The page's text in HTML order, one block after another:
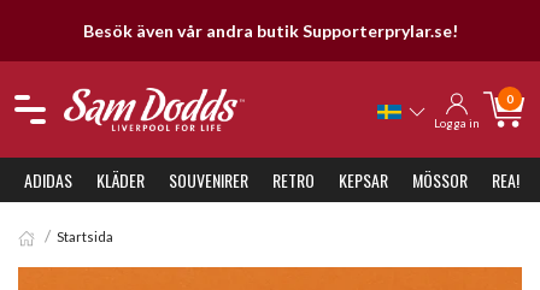
Besök även vår andra butik Supporterprylar.se!
Logga in
0
ADIDAS KLÄDER SOUVENIRER RETRO KEPSAR MÖSSOR REA!
Startsida